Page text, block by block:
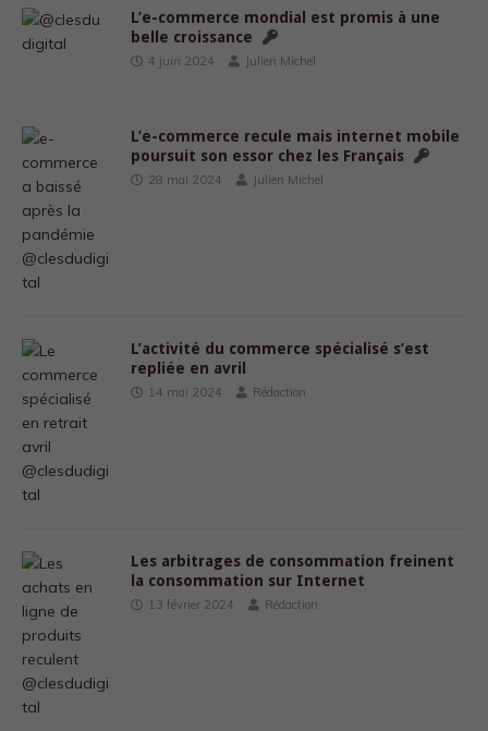
L’e-commerce mondial est promis à une
belle croissance
4 juin 2024 Julien Michel
L’e-commerce recule mais internet mobile
poursuit son essor chez les Français
28 mai 2024 Julien Michel
L’activité du commerce spécialisé s’est
repliée en avril
14 mai 2024 Rédaction
Les arbitrages de consommation freinent
la consommation sur Internet
13 février 2024 Rédaction